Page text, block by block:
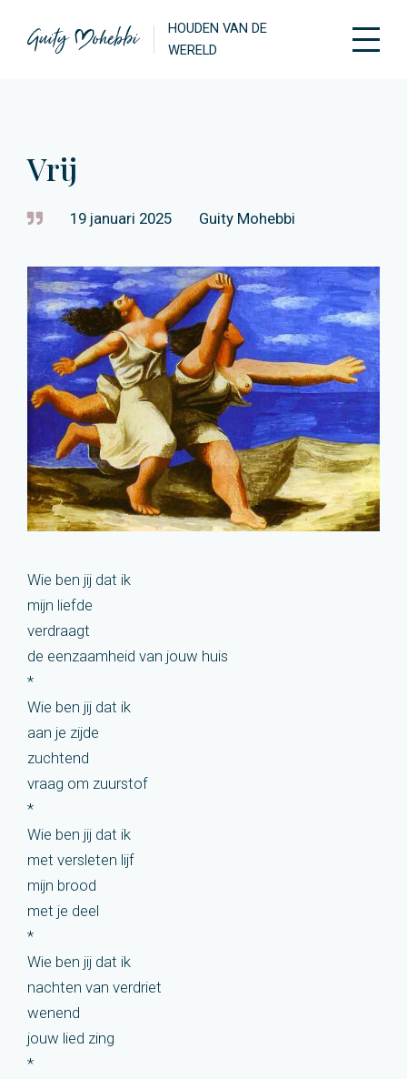
HOUDEN VAN DE
WERELD
Vrij
19 januari 2025 Guity Mohebbi
Wie ben jij dat ik
mijn liefde
verdraagt
de eenzaamheid van jouw huis
*
Wie ben jij dat ik
aan je zijde
zuchtend
vraag om zuurstof
*
Wie ben jij dat ik
met versleten lijf
mijn brood
met je deel
*
Wie ben jij dat ik
nachten van verdriet
wenend
jouw lied zing
*